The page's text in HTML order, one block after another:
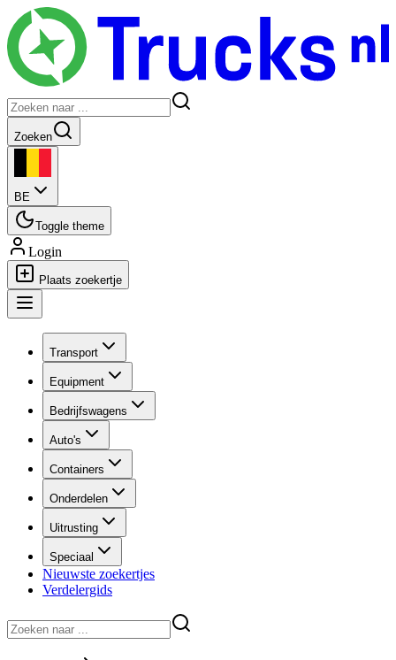
Zoeken
BE
Toggle theme
Login
Plaats zoekertje
Transport
Equipment
Bedrijfswagens
Auto's
Containers
Onderdelen
Uitrusting
Speciaal
Nieuwste zoekertjes
Verdelergids